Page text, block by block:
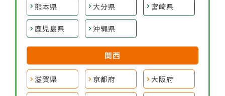
熊本県 大分県 宮崎県
鹿児島県 沖縄県
関西
滋賀県 京都府 大阪府